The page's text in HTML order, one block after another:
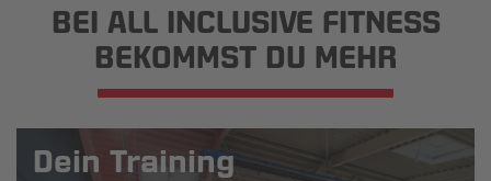
BEI ALL INCLUSIVE FITNESS
BEKOMMST DU MEHR
Dein Training